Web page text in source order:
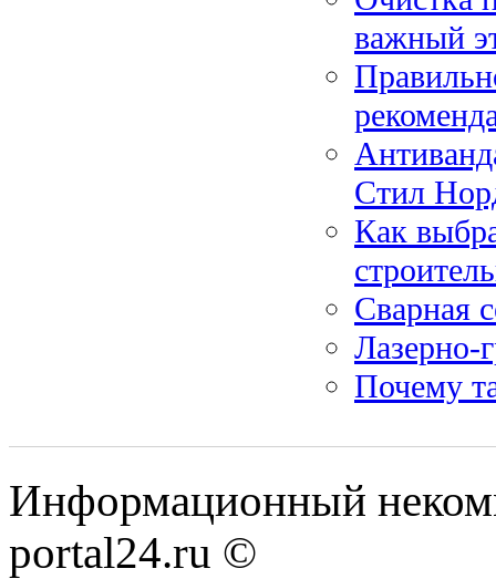
важный
Стил
Как
Сварная
Лазерно-
Почему
Информационный
portal24.ru ©